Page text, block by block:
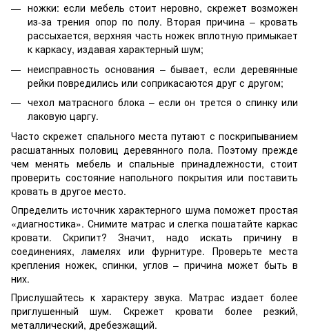
ножки: если мебель стоит неровно, скрежет возможен
из-за трения опор по полу. Вторая причина – кровать
рассыхается, верхняя часть ножек вплотную примыкает
к каркасу, издавая характерный шум;
неисправность основания – бывает, если деревянные
рейки повредились или соприкасаются друг с другом;
чехол матрасного блока – если он трется о спинку или
лаковую царгу.
Часто скрежет спального места путают с поскрипыванием
расшатанных половиц деревянного пола. Поэтому прежде
чем менять мебель и спальные принадлежности, стоит
проверить состояние напольного покрытия или поставить
кровать в другое место.
Определить источник характерного шума поможет простая
«диагностика». Снимите матрас и слегка пошатайте каркас
кровати. Скрипит? Значит, надо искать причину в
соединениях, ламелях или фурнитуре. Проверьте места
крепления ножек, спинки, углов – причина может быть в
них.
Прислушайтесь к характеру звука. Матрас издает более
приглушенный шум. Скрежет кровати более резкий,
металлический, дребезжащий.